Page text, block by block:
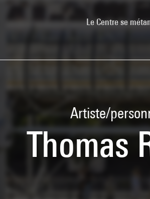
Le Centre se
Artiste/
Thomas